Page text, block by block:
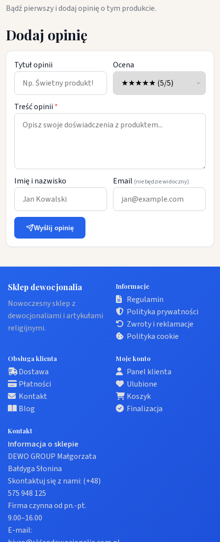
Bądź pierwszy i dodaj opinię o tym produkcie.
Dodaj opinię
Tytuł opinii Ocena
Treść opinii *
Imię i nazwisko Email (nie będzie widoczny)
Wyślij opinię
Sklep dewocjonalia
Nowoczesny sklep z
dewocjonaliami i artykułami
religijnymi.
Informacje
Regulamin
Polityka prywatności
Zwroty i reklamacje
Polityka cookie
Obsługa klienta
Dostawa
Płatności
Kontakt
Blog
Moje konto
Panel klienta
Ulubione
Koszyk
Finalizacja
Kontakt
Informacja o sklepie
DEWO GROUP Małgorzata
Bałdyga Słonina
Skontaktuj się z nami: (+48)
575 948 125
Firma czynna od pn.-pt.
9.00–16.00
E-mail: